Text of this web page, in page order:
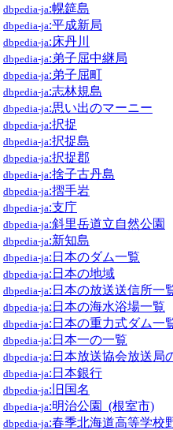
dbpedia-ja:幌筵島
dbpedia-ja:平成新局
dbpedia-ja:床丹川
dbpedia-ja:弟子屈中継局
dbpedia-ja:弟子屈町
dbpedia-ja:志林規島
dbpedia-ja:思い出のマーニー
dbpedia-ja:択捉
dbpedia-ja:択捉島
dbpedia-ja:択捉郡
dbpedia-ja:捨子古丹島
dbpedia-ja:摺手岩
dbpedia-ja:支庁
dbpedia-ja:斜里岳道立自然公園
dbpedia-ja:新知島
dbpedia-ja:日本のダム一覧
dbpedia-ja:日本の地域
dbpedia-ja:日本の放送送信所一
dbpedia-ja:日本の海水浴場一覧
dbpedia-ja:日本の重力式ダム一
dbpedia-ja:日本一の一覧
dbpedia-ja:日本放送協会放送局
dbpedia-ja:日本銀行
dbpedia-ja:旧国名
dbpedia-ja:明治公園_(根室市)
dbpedia-ja:春季北海道高等学校